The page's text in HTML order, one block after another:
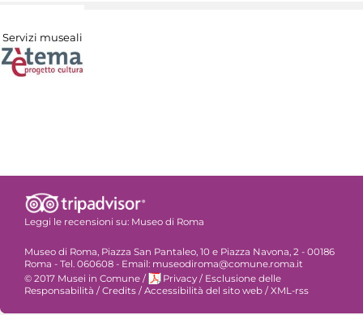
Servizi museali
Leggi le recensioni su: Museo di Roma
Museo di Roma, Piazza San Pantaleo, 10 e Piazza Navona, 2 - 00186
Roma - Tel. 060608 - Email: museodiroma@comune.roma.it
© 2017 Musei in Comune / Privacy / Esclusione delle
Responsabilità / Credits / Accessibilità del sito web / XML-rss